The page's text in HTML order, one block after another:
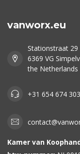
vanworx.eu
Stationstraat 29
6369 VG
the Netherlands
+31 654 674 303
Kamer van